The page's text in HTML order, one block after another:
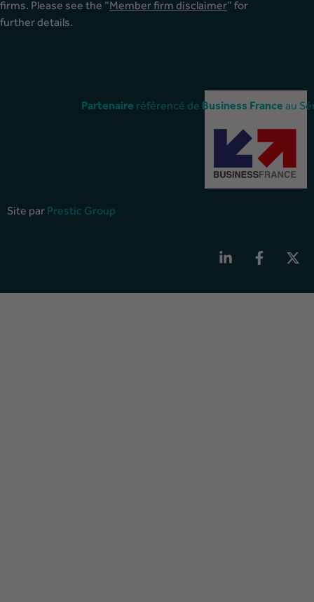
firms. Please see the “Member firm disclaimer” for
further details.
Partenaire référencé de Business France au
Site par Prestic Group